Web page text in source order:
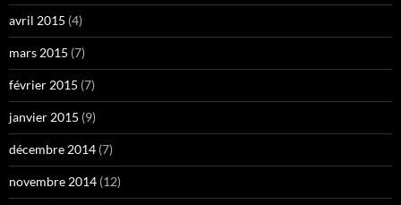
avril 2015 (4)
mars 2015 (7)
février 2015 (7)
janvier 2015 (9)
décembre 2014 (7)
novembre 2014 (12)